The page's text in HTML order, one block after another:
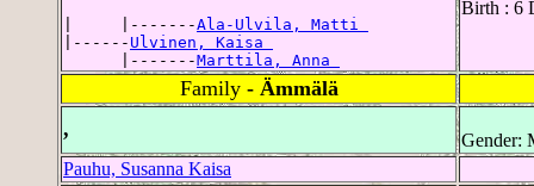
|     |-------Ala-Ulvila, Matti
|------ Ulvinen, Kaisa
      |-------
Marttila, Anna
Birth : 6
Family - Ämmälä
,
Gender:
Pauhu, Susanna Kaisa